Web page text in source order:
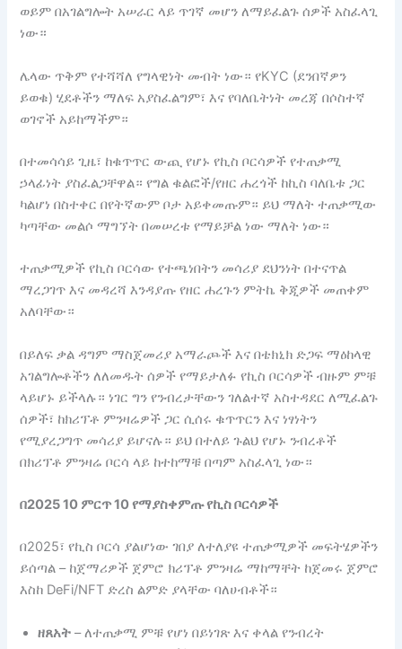
ወይም በአገልግሎት አሠራር ላይ ጥገኛ መሆን ለማይፈልጉ ሰዎች አስፈላጊ
ነው።
ሌላው ጥቅም የተሻሻለ የግላዊነት መብት ነው። የKYC (ደንበኛዎን
ይወቁ) ሂደቶችን ማለፍ አያስፈልግም፣ እና የባለቤትነት መረጃ በሶስተኛ
ወገኖች አይከማችም።
በተመሳሳይ ጊዜ፣ ከቁጥጥር ውጪ የሆኑ የኪስ ቦርሳዎች የተጠቃሚ
ኃላፊነት ያስፈልጋቸዋል። የግል ቁልፎች/የዘር ሐረጎች ከኪስ ባለቤቱ ጋር
ካልሆነ በስተቀር በየትኛውም ቦታ አይቀመጡም። ይህ ማለት ተጠቃሚው
ካጣቸው መልሶ ማግኘት በመሠረቱ የማይቻል ነው ማለት ነው።
ተጠቃሚዎች የኪስ ቦርሳው የተጫነበትን መሳሪያ ደህንነት በተናጥል
ማረጋገጥ እና መዳረሻ እንዳያጡ የዘር ሐረጉን ምትኬ ቅጂዎች መጠቀም
አለባቸው።
በይለፍ ቃል ዳግም ማስጀመሪያ አማራጮች እና በቴክኒክ ድጋፍ ማዕከላዊ
አገልግሎቶችን ለለመዱት ሰዎች የማይታለፉ የኪስ ቦርሳዎች ብዙም ምቹ
ላይሆኑ ይችላሉ። ነገር ግን የንብረታቸውን ገለልተኛ አስተዳደር ለሚፈልጉ
ሰዎች፣ ከክሪፕቶ ምንዛሬዎች ጋር ሲሰሩ ቁጥጥርን እና ነፃነትን
የሚያረጋግጥ መሳሪያ ይሆናሉ። ይህ በተለይ ጉልህ የሆኑ ንብረቶች
በክሪፕቶ ምንዛሬ ቦርሳ ላይ ከተከማቹ በጣም አስፈላጊ ነው።
በ2025 10 ምርጥ 10 የማያስቀምጡ የኪስ ቦርሳዎች
በ2025፣ የኪስ ቦርሳ ያልሆነው ገበያ ለተለያዩ ተጠቃሚዎች መፍትሄዎችን
ይሰጣል – ከጀማሪዎች ጀምሮ ክሪፕቶ ምንዛሬ ማከማቸት ከጀመሩ ጀምሮ
እስከ DeFi/NFT ድረስ ልምድ ያላቸው ባለሀብቶች።
ዘጸአት – ለተጠቃሚ ምቹ የሆነ በይነገጽ እና ቀላል የንብረት